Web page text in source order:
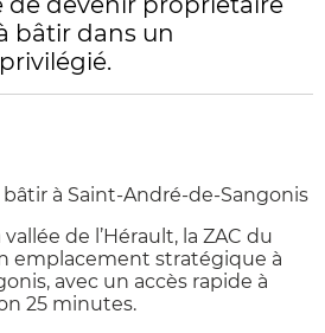
bâtir dans un
bâtir à Saint-André-de-Sangonis
de l’Hérault, la ZAC du
emplacement stratégique à
, avec un accès rapide à
25 minutes.